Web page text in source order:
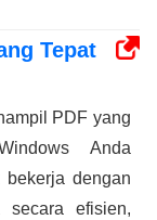
Tepat
PDF yang
Anda
dengan
secara efisien,